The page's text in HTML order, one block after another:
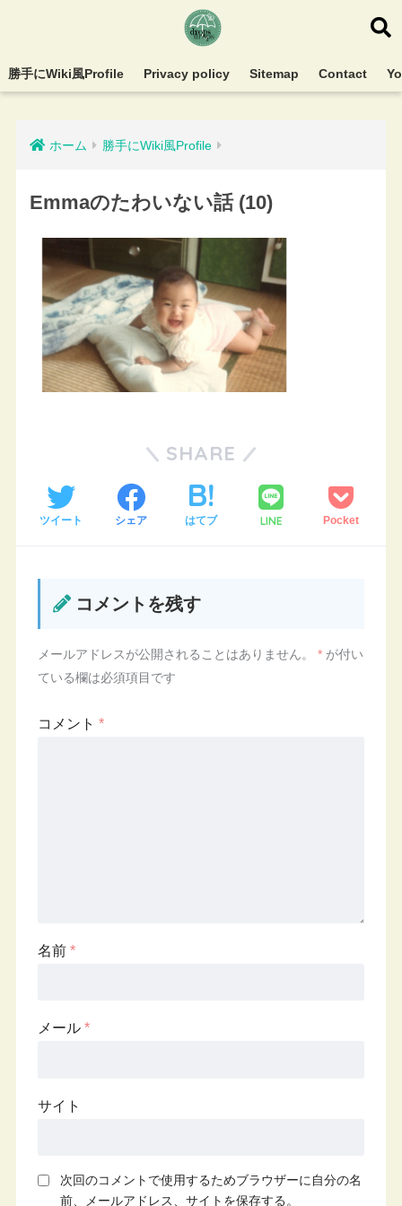
勝手にWiki風Profile Privacy policy Sitemap Contact
ホーム 勝手にWiki風Profile
Emmaのたわいない話 (10)
SHARE
ツイート シェア はてブ LINE Pocket
コメントを残す
メールアドレスが公開されることはありません。 *が付い
ている欄は必須項目です
コメント *
名前 *
メール *
サイト
次回のコメントで使用するためブラウザーに自分の名
前、メールアドレス、サイトを保存する。